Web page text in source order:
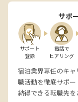
サポ
サポート
登録
電話で
ヒアリング
宿泊業界専任のキ
職活動を徹底サポー
納得できる転職先を